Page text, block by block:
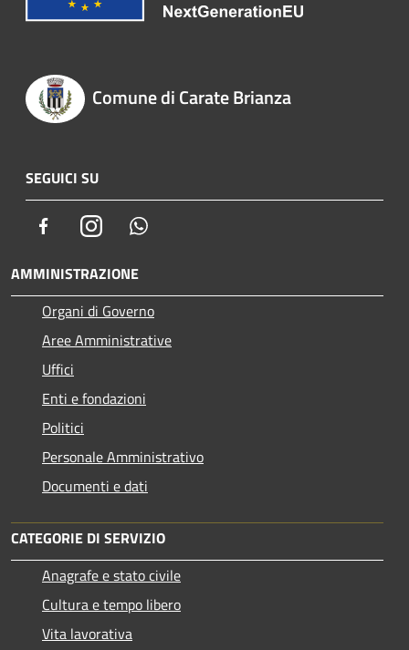
Comune di Carate Brianza
SEGUICI SU
FacebookInstagram
AMMINISTRAZIONE
Organi di Governo
Aree Amministrative
Uffici
Enti e fondazioni
Politici
Personale Amministrativo
Documenti e dati
CATEGORIE DI SERVIZIO
Anagrafe e stato civile
Cultura e tempo libero
Vita lavorativa